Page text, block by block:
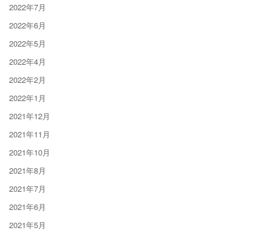
2022年7月
2022年6月
2022年5月
2022年4月
2022年2月
2022年1月
2021年12月
2021年11月
2021年10月
2021年8月
2021年7月
2021年6月
2021年5月